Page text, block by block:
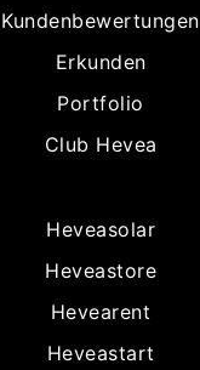
Kundenbewertungen
Erkunden
Portfolio
Club Hevea
Heveasolar
Heveastore
Hevearent
Heveastart